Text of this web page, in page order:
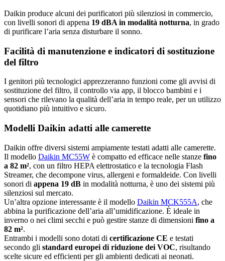
Daikin produce alcuni dei purificatori più silenziosi in commercio,
con livelli sonori di appena 19 dBA in modalità notturna, in grado
di purificare l’aria senza disturbare il sonno.
Facilità di manutenzione e indicatori di sostituzione
del filtro
I genitori più tecnologici apprezzeranno funzioni come gli avvisi di
sostituzione del filtro, il controllo via app, il blocco bambini e i
sensori che rilevano la qualità dell’aria in tempo reale, per un utilizzo
quotidiano più intuitivo e sicuro.
Modelli Daikin adatti alle camerette
Daikin offre diversi sistemi ampiamente testati adatti alle camerette.
Il modello Daikin MC55W è compatto ed efficace nelle stanze fino
a 82 m², con un filtro HEPA elettrostatico e la tecnologia Flash
Streamer, che decompone virus, allergeni e formaldeide. Con livelli
sonori di appena 19 dB in modalità notturna, è uno dei sistemi più
silenziosi sul mercato.
Un’altra opzione interessante è il modello Daikin MCK555A, che
abbina la purificazione dell’aria all’umidificazione. È ideale in
inverno o nei climi secchi e può gestire stanze di dimensioni fino a
82 m².
Entrambi i modelli sono dotati di certificazione CE e testati
secondo gli standard europei di riduzione dei VOC, risultando
scelte sicure ed efficienti per gli ambienti dedicati ai neonati.